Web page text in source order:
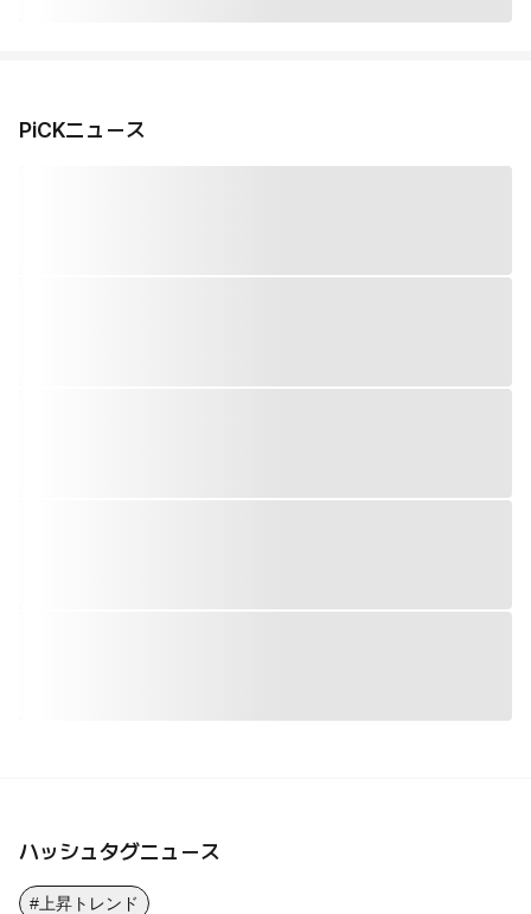
PiCKニュース
ハッシュタグニュース
#上昇トレンド